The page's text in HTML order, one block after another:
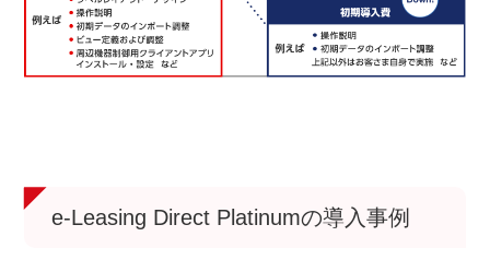
e-Leasing Direct Platinumの導入事例